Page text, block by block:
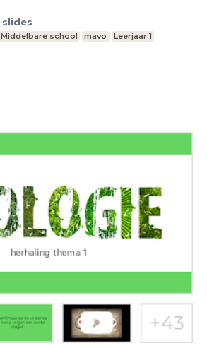
slides
Middelbare school mavo Leerjaar 1